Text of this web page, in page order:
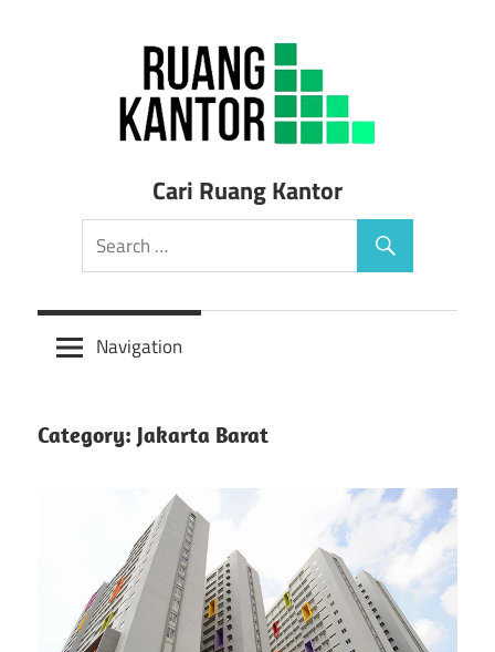
Ruang
Kantor
Siap
Jakarta
Cari Ruang Kantor
Navigation
Category: Jakarta Barat